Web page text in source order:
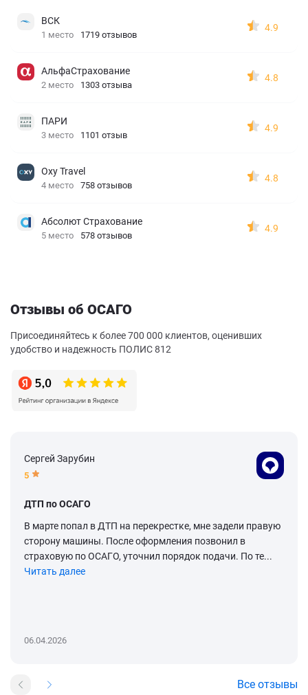
ВСК
1 место 1719 отзывов
4.9
АльфаСтрахование
2 место 1303 отзыва
4.8
ПАРИ
3 место 1101 отзыв
4.9
Oxy Travel
4 место 758 отзывов
4.8
Абсолют Страхование
5 место 578 отзывов
4.9
Отзывы об ОСАГО
Присоединяйтесь к более 700 000 клиентов, оценивших
удобство и надежность ПОЛИС 812
Сергей Зарубин
5
ДТП по ОСАГО
В марте попал в ДТП на перекрестке, мне задели правую
сторону машины. После оформления позвонил в
страховую по ОСАГО, уточнил порядок подачи. По те...
Читать далее
06.04.2026
Все отзывы